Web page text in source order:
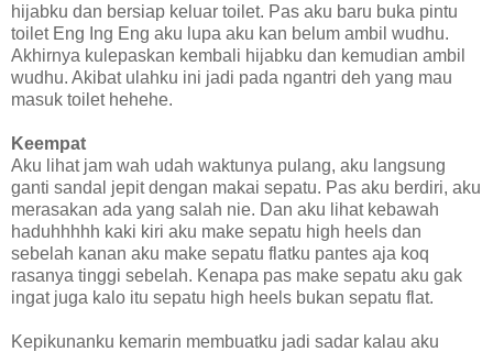
hijabku dan bersiap keluar toilet. Pas aku baru buka pintu
toilet Eng Ing Eng aku lupa aku kan belum ambil wudhu.
Akhirnya kulepaskan kembali hijabku dan kemudian ambil
wudhu. Akibat ulahku ini jadi pada ngantri deh yang mau
masuk toilet hehehe.
Keempat
Aku lihat jam wah udah waktunya pulang, aku langsung
ganti sandal jepit dengan makai sepatu. Pas aku berdiri, aku
merasakan ada yang salah nie. Dan aku lihat kebawah
haduhhhhh kaki kiri aku make sepatu high heels dan
sebelah kanan aku make sepatu flatku pantes aja koq
rasanya tinggi sebelah. Kenapa pas make sepatu aku gak
ingat juga kalo itu sepatu high heels bukan sepatu flat.
Kepikunanku kemarin membuatku jadi sadar kalau aku